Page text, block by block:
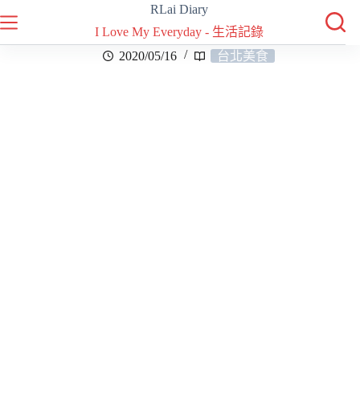
RLai Diary
I Love My Everyday - 生活記錄
2020/05/16
台北美食